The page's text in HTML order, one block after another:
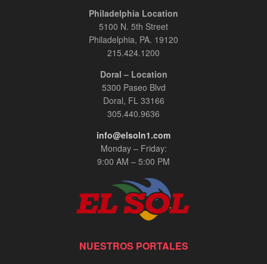
Philadelphia Location
5100 N. 5th Street
Philadelphia, PA. 19120
215.424.1200
Doral – Location
5300 Paseo Blvd
Doral, FL 33166
305.440.9636
info@elsoln1.com
Monday – Friday:
9:00 AM – 5:00 PM
NUESTROS PORTALES